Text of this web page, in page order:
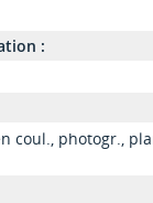
:
coul., photogr.,